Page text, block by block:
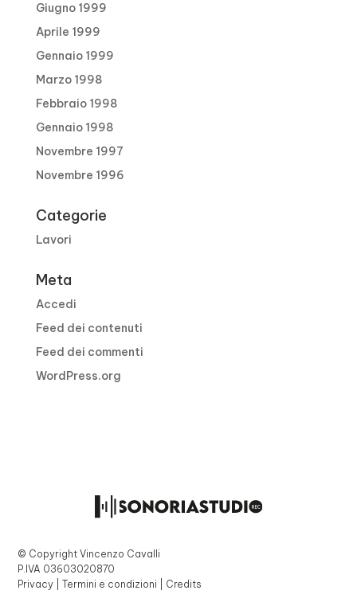
Giugno 1999
Aprile 1999
Gennaio 1999
Marzo 1998
Febbraio 1998
Gennaio 1998
Novembre 1997
Novembre 1996
Categorie
Lavori
Meta
Accedi
Feed dei contenuti
Feed dei commenti
WordPress.org
© Copyright Vincenzo Cavalli
P.IVA 03603020870
Privacy | Termini e condizioni | Credits